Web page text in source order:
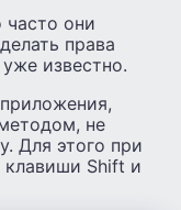
часто они
права
известно.
не
Для этого при
клавиши Shift и